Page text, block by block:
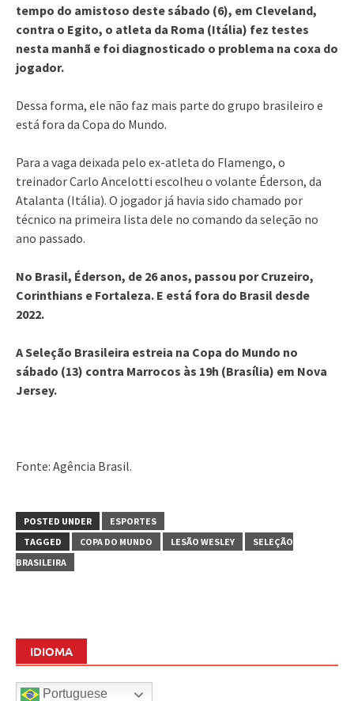
tempo do amistoso deste sábado (6), em Cleveland,
contra o Egito, o atleta da Roma (Itália) fez testes
nesta manhã e foi diagnosticado o problema na coxa do
jogador.
Dessa forma, ele não faz mais parte do grupo brasileiro e
está fora da Copa do Mundo.
Para a vaga deixada pelo ex-atleta do Flamengo, o
treinador Carlo Ancelotti escolheu o volante Éderson, da
Atalanta (Itália). O jogador já havia sido chamado por
técnico na primeira lista dele no comando da seleção no
ano passado.
No Brasil, Éderson, de 26 anos, passou por Cruzeiro,
Corinthians e Fortaleza. E está fora do Brasil desde
2022.
A Seleção Brasileira estreia na Copa do Mundo no
sábado (13) contra Marrocos às 19h (Brasília) em Nova
Jersey.
Fonte: Agência Brasil.
POSTED UNDER
ESPORTES
TAGGED
COPA DO MUNDO LESÃO WESLEY
SELEÇÃO
BRASILEIRA
IDIOMA
Portuguese